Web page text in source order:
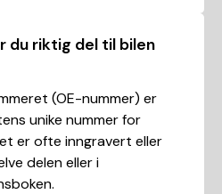
du riktig del til bilen
(OE-nummer) er
unike nummer for
er ofte inngravert eller
delen eller i